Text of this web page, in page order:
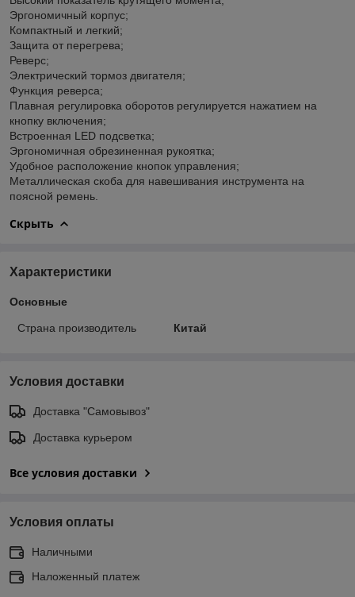
Эргономичный корпус;
Компактный и легкий;
Защита от перегрева;
Реверс;
Электрический тормоз двигателя;
Функция реверса;
Плавная регулировка оборотов регулируется нажатием на
кнопку включения;
Встроенная LED подсветка;
Эргономичная обрезиненная рукоятка;
Удобное расположение кнопок управления;
Металлическая скоба для навешивания инструмента на
поясной ремень.
Скрыть
Характеристики
Основные
Страна производитель Китай
Условия доставки
Доставка "Самовывоз"
Доставка курьером
Все условия доставки
Условия оплаты
Наличными
Наложенный платеж